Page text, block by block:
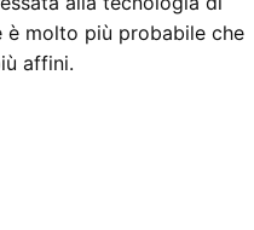
è molto più probabile che
affini.